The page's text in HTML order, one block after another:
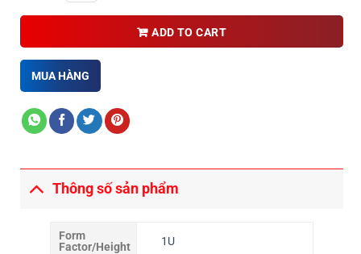
ADD TO CART
MUA HÀNG
Thông số sản phẩm
Form
Factor/Height
1U